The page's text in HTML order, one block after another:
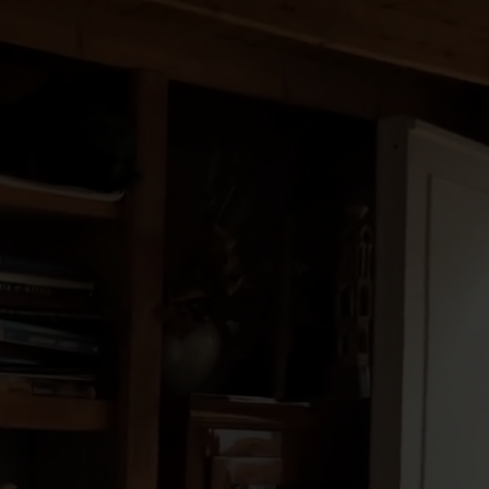
относится ко мне, а
я ко времени. Если любишь